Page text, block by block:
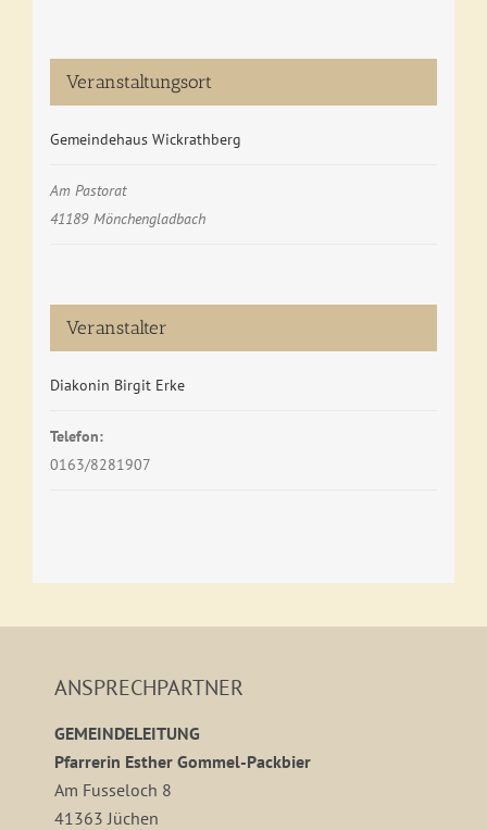
Veranstaltungsort
Gemeindehaus Wickrathberg
Am Pastorat
Mönchengladbach
41189
Veranstalter
Diakonin Birgit Erke
Telefon:
0163/8281907
ANSPRECHPARTNER
GEMEINDELEITUNG
Pfarrerin Esther Gommel-Packbier
Am Fusseloch 8
41363 Jüchen